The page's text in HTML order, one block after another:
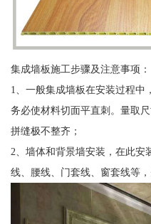
集成墙板施工步骤及注意事项：
1、一般集成墙板在安装过程中
务必使材料切面平直刺。量取
拼缝极不整齐；
2、墙体和背景墙安装，在此安
线、腰线、门套线、窗套线等